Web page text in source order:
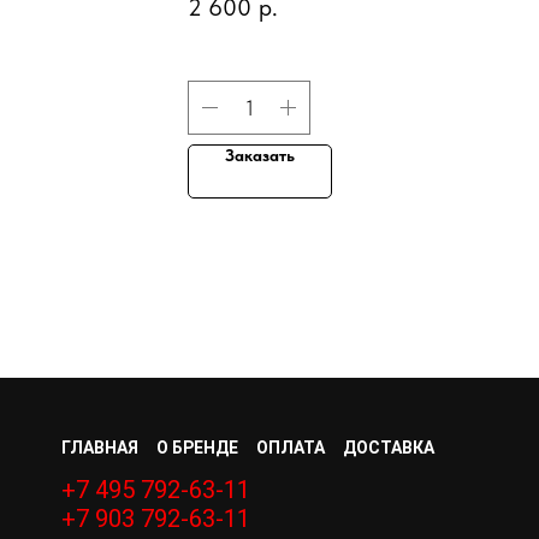
BUBBLES, 85 гр
2 600 р.
Заказать
ГЛАВНАЯ О БРЕНДЕ ОПЛАТА ДОСТАВКА
+7 495 792-63-11
+7 903 792-63-11